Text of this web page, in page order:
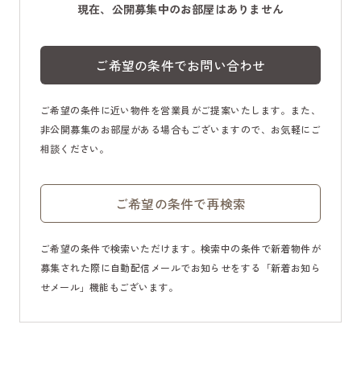
現在、公開募集中のお部屋はありません
ご希望の条件でお問い合わせ
ご希望の条件に近い物件を営業員がご提案いたします。また、
非公開募集のお部屋がある場合もございますので、お気軽にご
相談ください。
ご希望の条件で再検索
ご希望の条件で検索いただけます。検索中の条件で新着物件が
募集された際に自動配信メールでお知らせをする「新着お知ら
せメール」機能もございます。